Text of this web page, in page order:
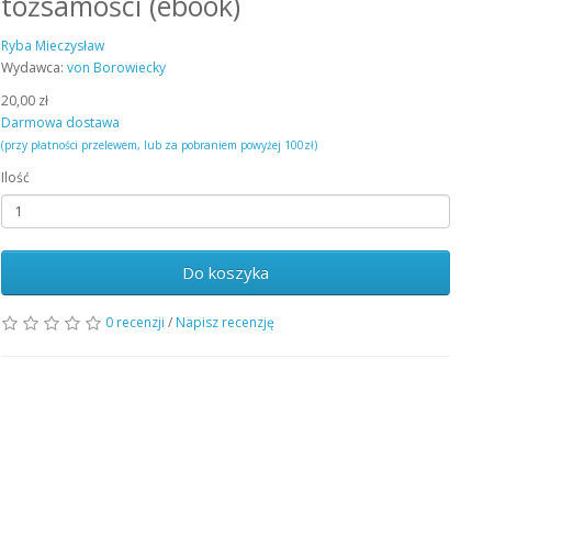
Ryba Mieczysław
Wydawca:von Borowiecky
20,00 zł
Darmowa dostawa
(przy płatności przelewem, lub za pobraniem powyżej 100zł)
Ilość
Do koszyka
0 recenzji / Napisz recenzję